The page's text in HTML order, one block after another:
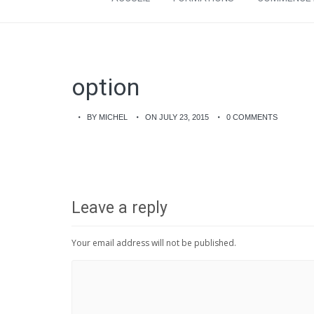
option
BY MICHEL ON JULY 23, 2015 0 COMMENTS
Leave a reply
Your email address will not be published.